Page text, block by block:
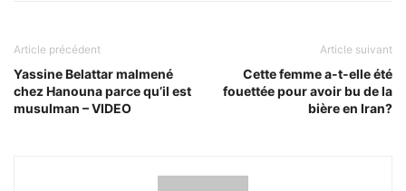
Article précédent
Yassine Belattar malmené
chez Hanouna parce qu’il est
musulman – VIDEO
Article suivant
Cette femme a-t-elle été
fouettée pour avoir bu de la
bière en Iran?